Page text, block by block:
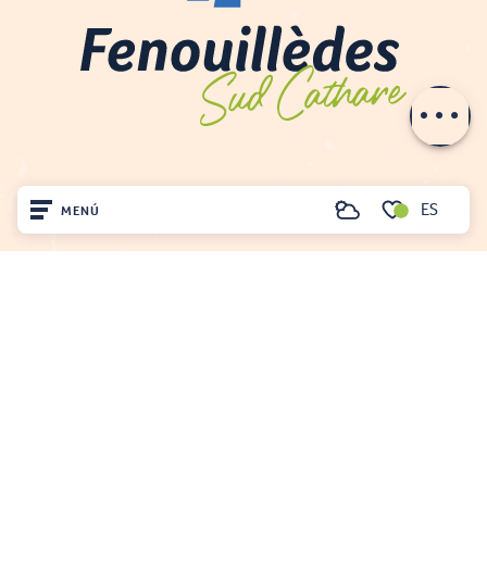
MENÚ
Voir les favoris
Buscar ES
Tarifas
e-mail